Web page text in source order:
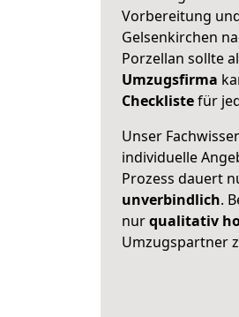
Vorbereitung
Gelsenkirchen
Porzellan sollte
Umzugsfirma
Checklistefür
Unser
individuelle
Prozess dauert
unverbindlich.
nurqualitativ
Umzugspartner